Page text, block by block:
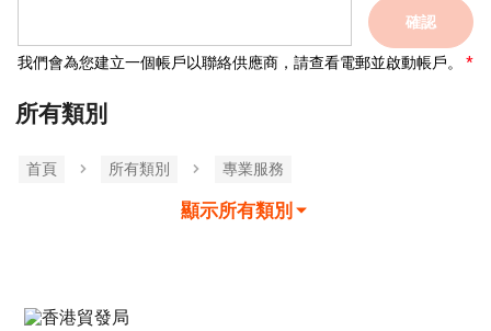
確認
我們會為您建立一個帳戶以聯絡供應商，請查看電郵並啟動帳戶。
所有類別
首頁 所有類別 專業服務
顯示所有類別